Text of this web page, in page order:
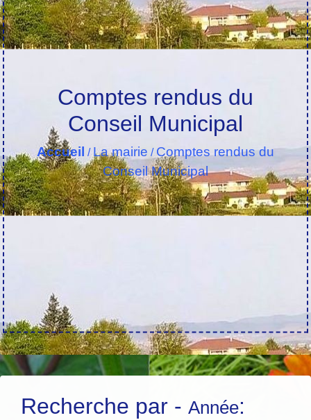
Comptes rendus du
Conseil Municipal
Accueil /La mairie / Comptes rendus du
Conseil Municipal
Recherche par - Année: